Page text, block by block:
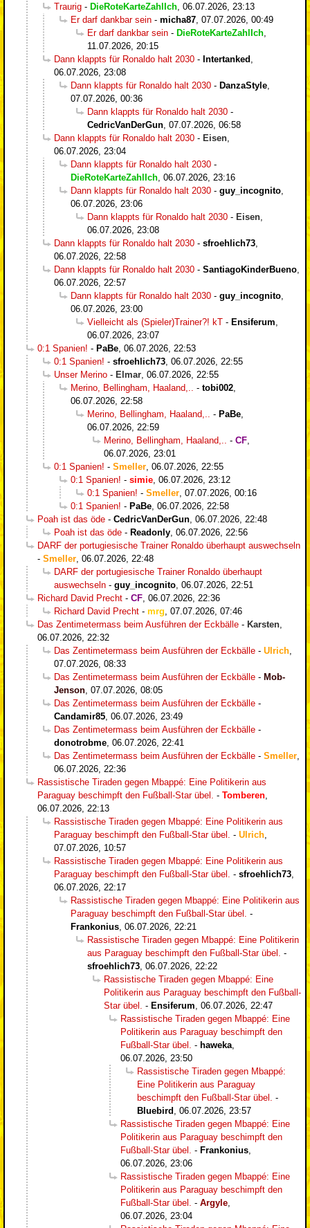
Traurig - DieRoteKarteZahlIch, 06.07.2026, 23:13
Er darf dankbar sein - micha87, 07.07.2026, 00:49
Er darf dankbar sein - DieRoteKarteZahlIch,
11.07.2026, 20:15
Dann klappts für Ronaldo halt 2030 - Intertanked ,
06.07.2026, 23:08
Dann klappts für Ronaldo halt 2030 - DanzaStyle,
07.07.2026, 00:36
Dann klappts für Ronaldo halt 2030 -
CedricVanDerGun, 07.07.2026, 06:58
Dann klappts für Ronaldo halt 2030 - Eisen,
06.07.2026, 23:04
Dann klappts für Ronaldo halt 2030 -
DieRoteKarteZahlIch, 06.07.2026, 23:16
Dann klappts für Ronaldo halt 2030 - guy_incognito,
06.07.2026, 23:06
Dann klappts für Ronaldo halt 2030 - Eisen,
06.07.2026, 23:08
Dann klappts für Ronaldo halt 2030 - sfroehlich73,
06.07.2026, 22:58
Dann klappts für Ronaldo halt 2030 - SantiagoKinderBueno,
06.07.2026, 22:57
Dann klappts für Ronaldo halt 2030 - guy_incognito,
06.07.2026, 23:00
Vielleicht als (Spieler)Trainer?! kT - Ensiferum,
06.07.2026, 23:07
0:1 Spanien! - PaBe, 06.07.2026, 22:53
0:1 Spanien! - sfroehlich73, 06.07.2026, 22:55
Unser Merino - Elmar, 06.07.2026, 22:55
Merino, Bellingham, Haaland,.. - tobi002,
06.07.2026, 22:58
Merino, Bellingham, Haaland,.. - PaBe,
06.07.2026, 22:59
Merino, Bellingham, Haaland,.. - CF,
06.07.2026, 23:01
0:1 Spanien! - Smeller, 06.07.2026, 22:55
0:1 Spanien! - simie, 06.07.2026, 23:12
0:1 Spanien! - Smeller, 07.07.2026, 00:16
0:1 Spanien! - PaBe, 06.07.2026, 22:58
Poah ist das öde - CedricVanDerGun, 06.07.2026, 22:48
Poah ist das öde - Readonly, 06.07.2026, 22:56
DARF der portugiesische Trainer Ronaldo überhaupt auswechseln
- Smeller, 06.07.2026, 22:48
DARF der portugiesische Trainer Ronaldo überhaupt
auswechseln - guy_incognito, 06.07.2026, 22:51
Richard David Precht - CF, 06.07.2026, 22:36
Richard David Precht - mrg, 07.07.2026, 07:46
Das Zentimetermass beim Ausführen der Eckbälle - Karsten,
06.07.2026, 22:32
Das Zentimetermass beim Ausführen der Eckbälle - Ulrich,
07.07.2026, 08:33
Das Zentimetermass beim Ausführen der Eckbälle - Mob-
Jenson, 07.07.2026, 08:05
Das Zentimetermass beim Ausführen der Eckbälle -
Candamir85, 06.07.2026, 23:49
Das Zentimetermass beim Ausführen der Eckbälle -
donotrobme, 06.07.2026, 22:41
Das Zentimetermass beim Ausführen der Eckbälle - Smeller,
06.07.2026, 22:36
Rassistische Tiraden gegen Mbappé: Eine Politikerin aus
Paraguay beschimpft den Fußball-Star übel. - Tomberen,
06.07.2026, 22:13
Rassistische Tiraden gegen Mbappé: Eine Politikerin aus
Paraguay beschimpft den Fußball-Star übel. - Ulrich,
07.07.2026, 10:57
Rassistische Tiraden gegen Mbappé: Eine Politikerin aus
Paraguay beschimpft den Fußball-Star übel. - sfroehlich73,
06.07.2026, 22:17
Rassistische Tiraden gegen Mbappé: Eine Politikerin aus
Paraguay beschimpft den Fußball-Star übel. -
Frankonius, 06.07.2026, 22:21
Rassistische Tiraden gegen Mbappé: Eine Politikerin
aus Paraguay beschimpft den Fußball-Star übel. -
sfroehlich73, 06.07.2026, 22:22
Rassistische Tiraden gegen Mbappé: Eine
Politikerin aus Paraguay beschimpft den Fußball-
Star übel. - Ensiferum, 06.07.2026, 22:47
Rassistische Tiraden gegen Mbappé: Eine
Politikerin aus Paraguay beschimpft den
Fußball-Star übel. - haweka,
06.07.2026, 23:50
Rassistische Tiraden gegen Mbappé:
Eine Politikerin aus Paraguay
beschimpft den Fußball-Star übel. -
Bluebird , 06.07.2026, 23:57
Rassistische Tiraden gegen Mbappé: Eine
Politikerin aus Paraguay beschimpft den
Fußball-Star übel. - Frankonius,
06.07.2026, 23:06
Rassistische Tiraden gegen Mbappé: Eine
Politikerin aus Paraguay beschimpft den
Fußball-Star übel. - Argyle,
06.07.2026, 23:04